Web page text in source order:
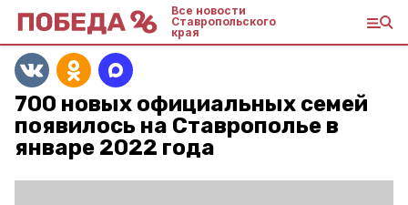
Все новости
Ставропольского
края
700 новых официальных семей
появилось на Ставрополье в
январе 2022 года